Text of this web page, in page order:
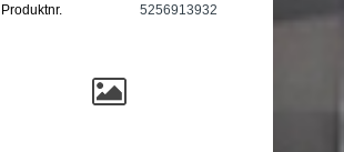
Produktnr. 5256913932